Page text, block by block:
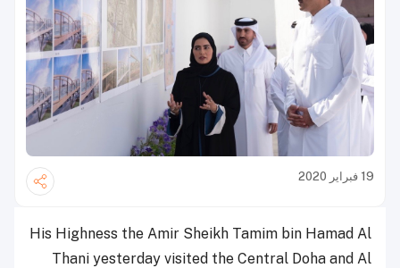
19 فبراير 2020
His Highness the Amir Sheikh Tamim bin Hamad Al
Thani yesterday visited the Central Doha and Al